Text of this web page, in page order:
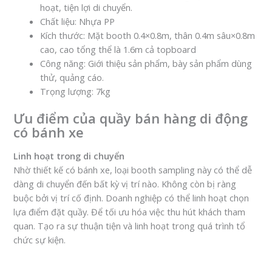
hoạt, tiện lợi di chuyển.
Chất liệu: Nhựa PP
Kích thước: Mặt booth 0.4×0.8m, thân 0.4m sâu×0.8m
cao, cao tổng thể là 1.6m cả topboard
Công năng: Giới thiệu sản phẩm, bày sản phẩm dùng
thử, quảng cáo.
Trọng lượng: 7kg
Ưu điểm của quầy bán hàng di động
có bánh xe
Linh hoạt trong di chuyển
Nhờ thiết kế có bánh xe, loại booth sampling này có thể dễ
dàng di chuyển đến bất kỳ vị trí nào. Không còn bị ràng
buộc bởi vị trí cố định. Doanh nghiệp có thể linh hoạt chọn
lựa điểm đặt quầy. Để tối ưu hóa việc thu hút khách tham
quan. Tạo ra sự thuận tiện và linh hoạt trong quá trình tổ
chức sự kiện.